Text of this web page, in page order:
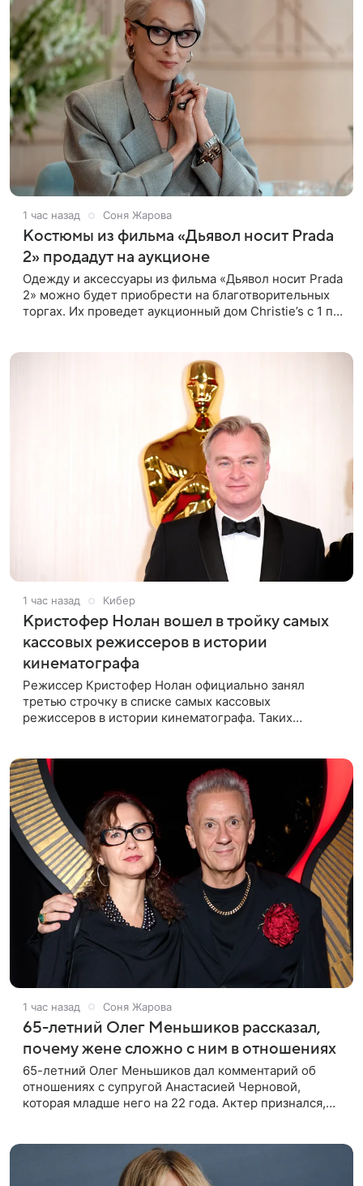
1 час назад Соня Жарова
Костюмы из фильма «Дьявол носит Prada
2» продадут на аукционе
Одежду и аксессуары из фильма «Дьявол носит Prada
2» можно будет приобрести на благотворительных
торгах. Их проведет аукционный дом Christie’s с 1 по
1 час назад Кибер
Кристофер Нолан вошел в тройку самых
кассовых режиссеров в истории
кинематографа
Режиссер Кристофер Нолан официально занял
третью строчку в списке самых кассовых
режиссеров в истории кинематографа. Таких
1 час назад Соня Жарова
65-летний Олег Меньшиков рассказал,
почему жене сложно с ним в отношениях
65-летний Олег Меньшиков дал комментарий об
отношениях с супругой Анастасией Черновой,
которая младше него на 22 года. Актер признался,